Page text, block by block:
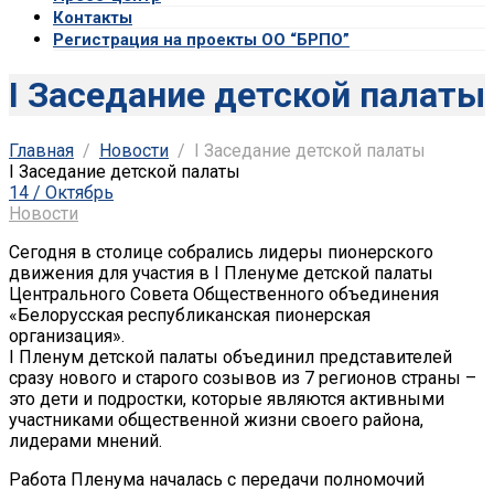
Контакты
Регистрация на проекты ОО “БРПО”
I Заседание детской палаты
Главная Новости
I Заседание детской палаты
I Заседание детской палаты
14 / Октябрь
Новости
Сегодня в столице собрались лидеры пионерского
движения для участия в I Пленуме детской палаты
Центрального Совета Общественного объединения
«Белорусская республиканская пионерская
организация».
I Пленум детской палаты объединил представителей
сразу нового и старого созывов из 7 регионов страны –
это дети и подростки, которые являются активными
участниками общественной жизни своего района,
лидерами мнений.
Работа Пленума началась с передачи полномочий